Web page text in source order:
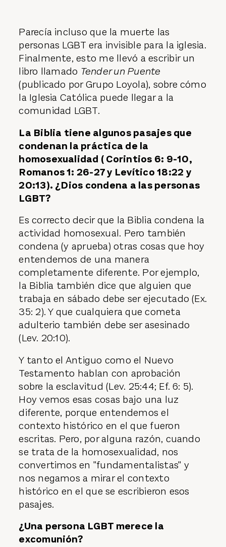
Parecía incluso que la muerte las
personas LGBT era invisible para la iglesia.
Finalmente, esto me llevó a escribir un
libro llamado Tender un Puente
(publicado por Grupo Loyola), sobre cómo
la Iglesia Católica puede llegar a la
comunidad LGBT.
La Biblia tiene algunos pasajes que
condenan la práctica de la
homosexualidad ( Corintios 6: 9-10,
Romanos 1: 26-27 y Levítico 18:22 y
20:13). ¿Dios condena a las personas
LGBT?
Es correcto decir que la Biblia condena la
actividad homosexual. Pero también
condena (y aprueba) otras cosas que hoy
entendemos de una manera
completamente diferente. Por ejemplo,
la Biblia también dice que alguien que
trabaja en sábado debe ser ejecutado (Ex.
35: 2). Y que cualquiera que cometa
adulterio también debe ser asesinado
(Lev. 20:10).
Y tanto el Antiguo como el Nuevo
Testamento hablan con aprobación
sobre la esclavitud (Lev. 25:44; Ef. 6: 5).
Hoy vemos esas cosas bajo una luz
diferente, porque entendemos el
contexto histórico en el que fueron
escritas. Pero, por alguna razón, cuando
se trata de la homosexualidad, nos
convertimos en "fundamentalistas" y
nos negamos a mirar el contexto
histórico en el que se escribieron esos
pasajes.
¿Una persona LGBT merece la
excomunión?